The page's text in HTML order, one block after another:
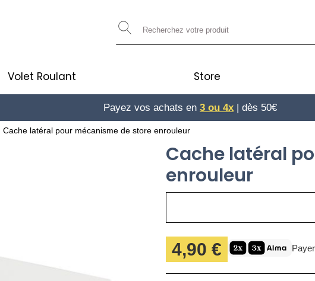
Volet Roulant Store
Payez vos achats en 3 ou 4x | dès 50€
Jusqu'à 30 jours pour changer d'avis
Cache latéral pour mécanisme de store enrouleur
Cache latéral
enrouleur
4,90 €